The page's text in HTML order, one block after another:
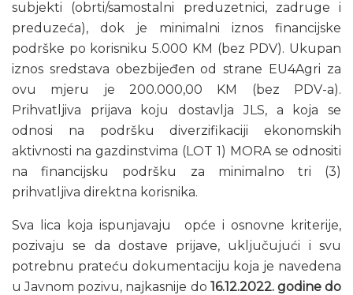
subjekti (obrti/samostalni preduzetnici, zadruge i
preduzeća), dok je minimalni iznos financijske
podrške po korisniku 5.000 KM (bez PDV). Ukupan
iznos sredstava obezbijeđen od strane EU4Agri za
ovu mjeru je 200.000,00 KM (bez PDV-a).
Prihvatljiva prijava koju dostavlja JLS, a koja se
odnosi na podršku diverzifikaciji ekonomskih
aktivnosti na gazdinstvima (LOT 1) MORA se odnositi
na financijsku podršku za minimalno tri (3)
prihvatljiva direktna korisnika.
Sva lica koja ispunjavaju opće i osnovne kriterije,
pozivaju se da dostave prijave, uključujući i svu
potrebnu prateću dokumentaciju koja je navedena
u Javnom pozivu, najkasnije do 16.12.2022. godine do